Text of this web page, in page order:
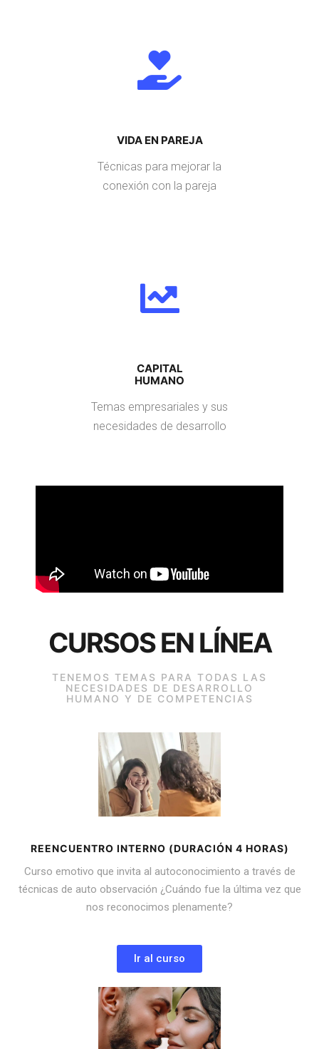
VIDA EN PAREJA
Técnicas para mejorar la
conexión con la pareja
CAPITAL
HUMANO
Temas empresariales y sus
necesidades de desarrollo
CURSOS EN LÍNEA
TENEMOS TEMAS PARA TODAS LAS
NECESIDADES DE DESARROLLO
HUMANO Y DE COMPETENCIAS
REENCUENTRO INTERNO (DURACIÓN 4 HORAS)
Curso emotivo que invita al autoconocimiento a través de
técnicas de auto observación ¿Cuándo fue la última vez que
nos reconocimos plenamente?
Ir al curso